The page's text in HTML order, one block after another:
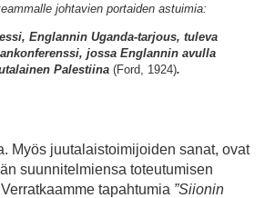
johtavien portaiden astuimia:
Englannin Uganda-tarjous, tuleva
jossa Englannin avulla
Palestiina (Ford, 1924).
Myös juutalaistoimijoiden sanat, ovat
suunnitelmiensa toteutumisen
tapahtumia ”Siionin